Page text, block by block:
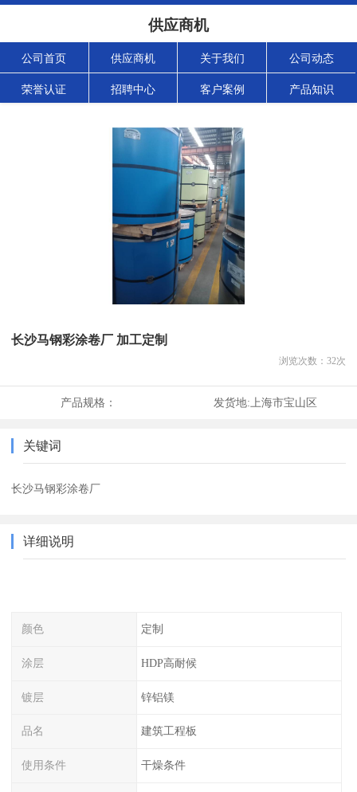
供应商机
公司首页 供应商机 关于我们 公司动态
荣誉认证 招聘中心 客户案例 产品知识
长沙马钢彩涂卷厂 加工定制
浏览次数： 32次
产品规格： 发货地: 上海市宝山区
关键词
长沙马钢彩涂卷厂
详细说明
颜色 定制
涂层 HDP高耐候
镀层 锌铝镁
品名 建筑工程板
使用条件 干燥条件